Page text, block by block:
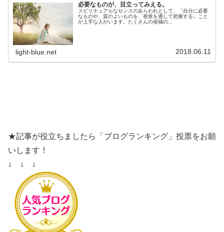
必要なものが、目立ってみえる。
スピリチュアルなセンスのあらわれとして、「自分に必要
なものや、質のよいものを、視覚を通して把握する」こと
が上手な人がいます。たくさんの候補の...
light-blue.net 2018.06.11
★記事が役立ちましたら「ブログランキング」投票をお願
いします！
↓ ↓ ↓